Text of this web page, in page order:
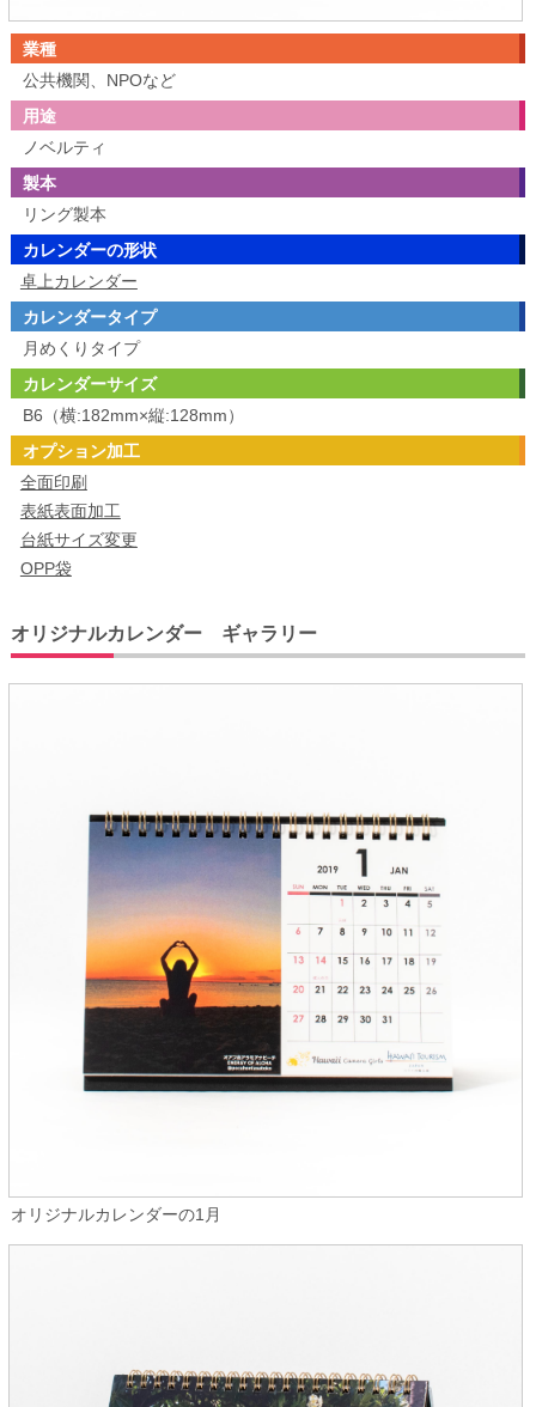
業種
公共機関、NPOなど
用途
ノベルティ
製本
リング製本
カレンダーの形状
卓上カレンダー
カレンダータイプ
月めくりタイプ
カレンダーサイズ
B6（横:182mm×縦:128mm）
オプション加工
全面印刷
表紙表面加工
台紙サイズ変更
OPP袋
オリジナルカレンダー ギャラリー
オリジナルカレンダーの1月